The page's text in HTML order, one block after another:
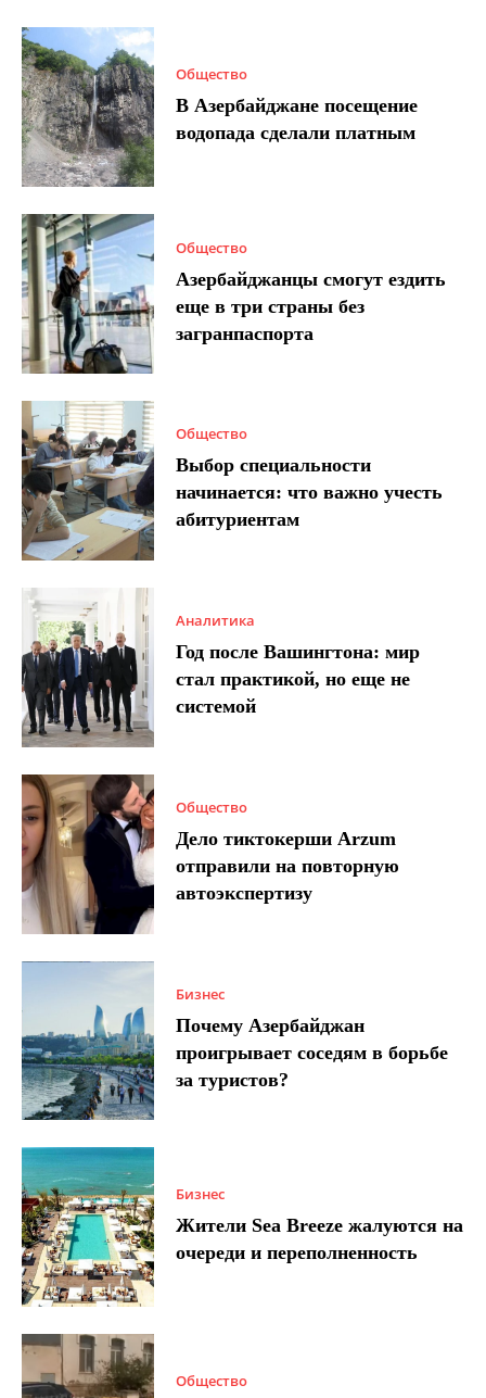
Общество
В Азербайджане посещение
водопада сделали платным
Общество
Азербайджанцы смогут ездить
еще в три страны без
загранпаспорта
Общество
Выбор специальности
начинается: что важно учесть
абитуриентам
Аналитика
Год после Вашингтона: мир
стал практикой, но еще не
системой
Общество
Дело тиктокерши Arzum
отправили на повторную
автоэкспертизу
Бизнес
Почему Азербайджан
проигрывает соседям в борьбе
за туристов?
Бизнес
Жители Sea Breeze жалуются на
очереди и переполненность
Общество